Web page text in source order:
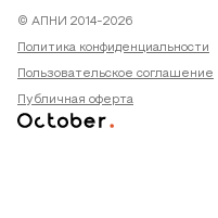
© АПНИ 2014-2026
Политика конфиденциальности
Пользовательское соглашение
Публичная оферта